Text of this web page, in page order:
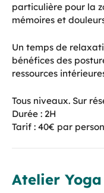
particulière pour la
mémoires et
Un temps de
bénéfices des
ressources
Tous niveaux. Sur
Durée : 2H
Tarif : 40€ par
Atelier